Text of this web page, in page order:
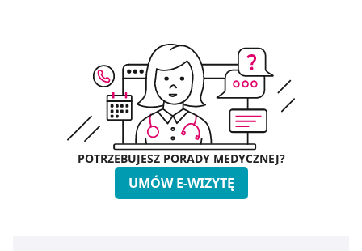
POTRZEBUJESZ PORADY MEDYCZNEJ?
UMÓW E-WIZYTĘ